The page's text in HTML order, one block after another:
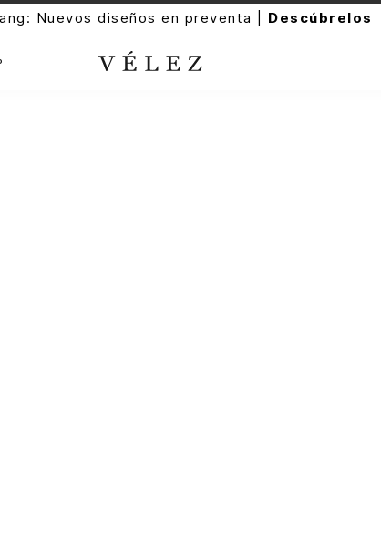
diseños en preventa |Descúbrelos